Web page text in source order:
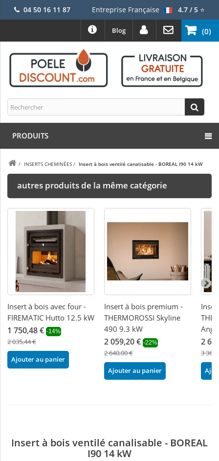
04 50 16 11 87 Entreprise Française 4.7 / 5⭐
(0)
Blog
PRODUITS
/ INSERTS CHEMINÉES / Insert à bois ventilé canalisable - BOREAL I90 14 kW
autres produits de la même catégorie
Insert à bois avec four -
FIREMATIC Hutto 12.5 kW
1 750,48 € -14%
2 035,44 €
Ajouter au panier
Insert à bois premium -
THERMOROSSI Skyline
490 9.3 kW
2 059,20 € -22%
2 640,00 €
Ajouter au panier
2
3
Insert à bois ventilé canalisable - BOREAL
I90 14 kW